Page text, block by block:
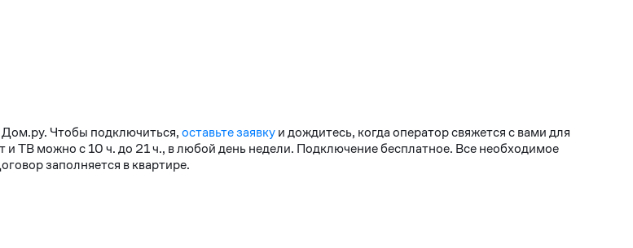
Чтобы подключиться,оставьте заявкуи дождитесь, когда оператор свяжется с вами для
ТВ можно с 10 ч. до 21 ч., в любой день недели. Подключение бесплатное. Все необходимое
заполняется в квартире.